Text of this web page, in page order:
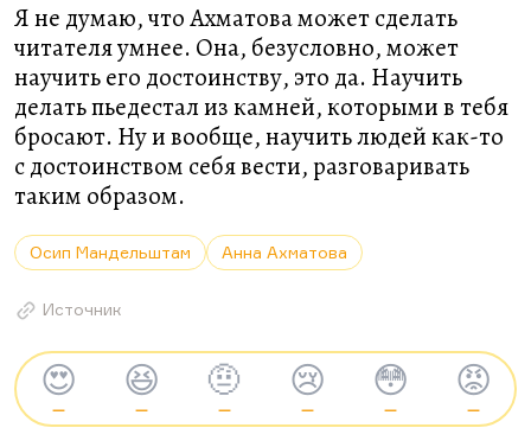
Я не думаю, что Ахматова может сделать
читателя умнее. Она, безусловно, может
научить его достоинству, это да. Научить
делать пьедестал из камней, которыми в тебя
бросают. Ну и вообще, научить людей как-то
с достоинством себя вести, разговаривать
таким образом.
Осип Мандельштам Анна Ахматова
Источник
😍
—
😆
—
🤨
—
😢
—
😳
—
😡
—